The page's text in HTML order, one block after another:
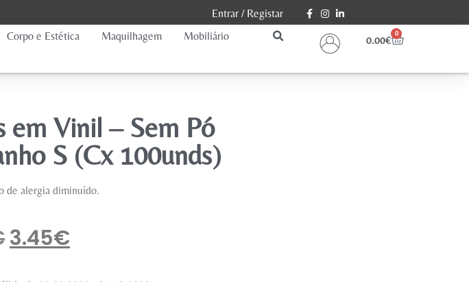
Entrar/ Registar
Corpo e Estética Maquilhagem Mobiliário 0.00€
0
em Vinil – Sem Pó
S (Cx 100unds)
de alergia diminuído.
3.45€